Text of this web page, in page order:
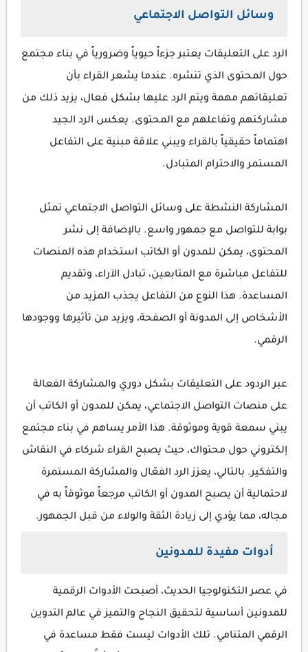
وسائل التواصل الاجتماعي
الرد على التعليقات يعتبر جزءاً حيوياً وضرورياً في بناء مجتمع
حول المحتوى الذي تنشره. عندما يشعر القراء بأن
تعليقاتهم مهمة ويتم الرد عليها بشكل فعال، يزيد ذلك من
مشاركتهم وتفاعلهم مع المحتوى. يعكس الرد الجيد
اهتماماً حقيقياً بالقراء ويبني علاقة مبنية على التفاعل
المستمر والاحترام المتبادل.
المشاركة النشطة على وسائل التواصل الاجتماعي تمثل
بوابة للتواصل مع جمهور واسع. بالإضافة إلى نشر
المحتوى، يمكن للمدون أو الكاتب استخدام هذه المنصات
للتفاعل مباشرة مع المتابعين، تبادل الآراء، وتقديم
المساعدة. هذا النوع من التفاعل يجذب المزيد من
الأشخاص إلى المدونة أو الصفحة، ويزيد من تأثيرها ووجودها
الرقمي.
عبر الردود على التعليقات بشكل دوري والمشاركة الفعالة
على منصات التواصل الاجتماعي، يمكن للمدون أو الكاتب أن
يبني سمعة قوية وموثوقة. هذا الأمر يساهم في بناء مجتمع
إلكتروني حول محتواك، حيث يصبح القراء شركاء في النقاش
والتفكير. بالتالي، يعزز الرد الفعّال والمشاركة المستمرة
لاحتمالية أن يصبح المدون أو الكاتب مرجعاً موثوقاً به في
مجاله، مما يؤدي إلى زيادة الثقة والولاء من قبل الجمهور.
أدوات مفيدة للمدونين
في عصر التكنولوجيا الحديث، أصبحت الأدوات الرقمية
للمدونين أساسية لتحقيق النجاح والتميز في عالم التدوين
الرقمي المتنامي. تلك الأدوات ليست فقط مساعدة في